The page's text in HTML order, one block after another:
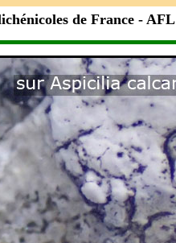
de France - AFL